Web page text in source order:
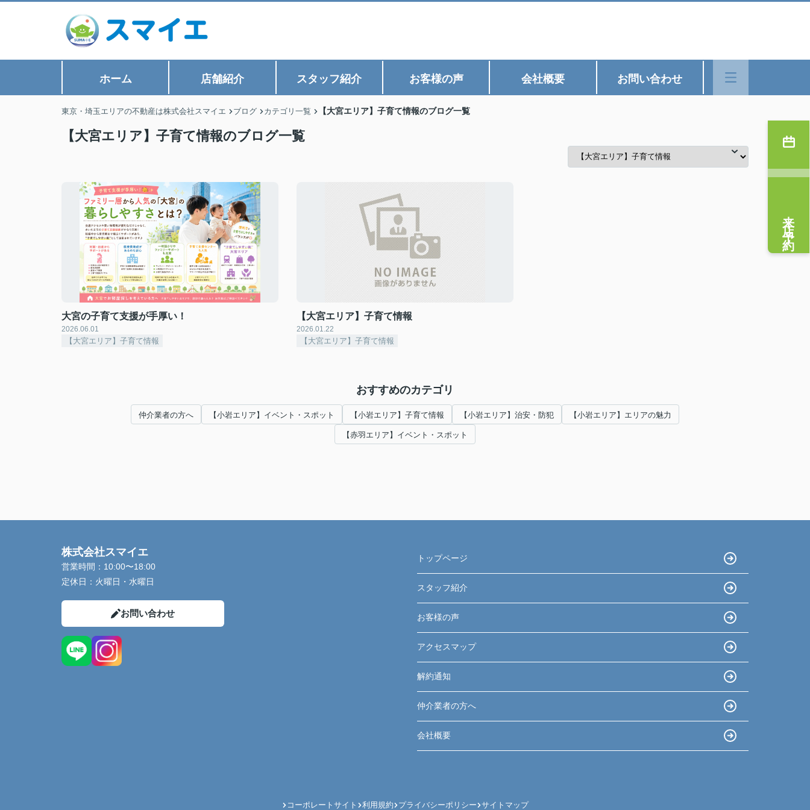
ホーム 店舗紹介 スタッフ紹介 お客様の声 会社概要 お問い合わせ
東京・埼玉エリアの不動産は株式会社スマイエ ブログ カテゴリ一覧 【大宮エリア】子育て情報のブログ一覧
【大宮エリア】子育て情報のブログ一覧
大宮の子育て支援が手厚い！
2026.06.01
【大宮エリア】子育て情報
【大宮エリア】子育て情報
2026.01.22
【大宮エリア】子育て情報
おすすめのカテゴリ
仲介業者の方へ 【小岩エリア】イベント・スポット 【小岩エリア】子育て情報 【小岩エリア】治安・防犯 【小岩エリア】エリアの魅力
【赤羽エリア】イベント・スポット
来店予約
株式会社スマイエ
営業時間： 10:00〜18:00
定休日： 火曜日・水曜日
お問い合わせ
トップページ
スタッフ紹介
お客様の声
アクセスマップ
解約通知
仲介業者の方へ
会社概要
コーポレートサイト 利用規約 プライバシーポリシー サイトマップ